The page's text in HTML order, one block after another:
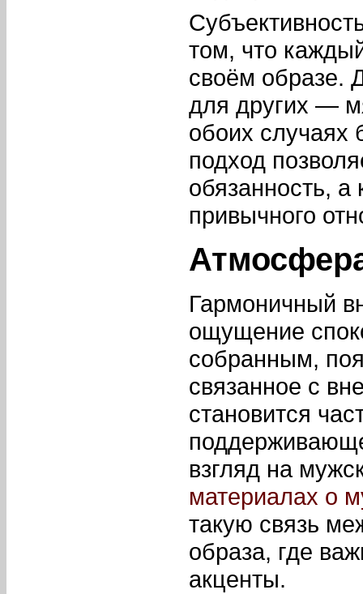
том, что
своём образе.
для других —
обоих случаях
подход
обязанность, а
привычного
Гармоничный
ощущение
собранным,
связанное с
становится
взгляд на
материалах о
такую связь
образа, где
акценты.